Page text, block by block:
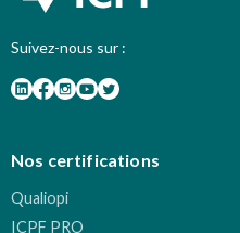
Suivez-nous sur :
Nos certifications
Qualiopi
ICPF PRO